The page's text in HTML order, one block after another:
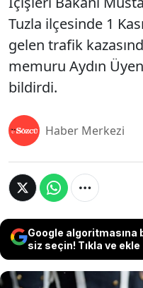
Tuzla ilçesinde 1
gelen trafik
memuru Aydın
bildirdi.
Haber Merkezi
Google algoritmasına
siz seçin! Tıkla ve ekle